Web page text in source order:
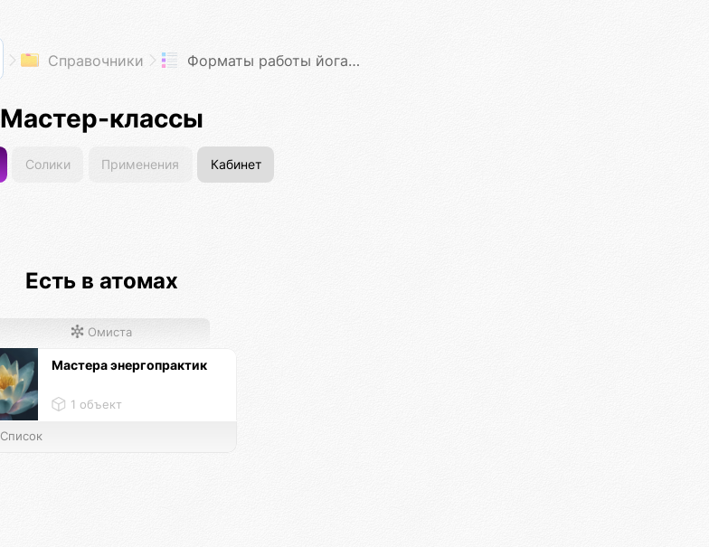
Справочники Форматы работы йога-мастеров
Мастер-классы
Солики Применения Кабинет
Есть в атомах
Омиста
Мастера энергопрактик
1 объект
Список